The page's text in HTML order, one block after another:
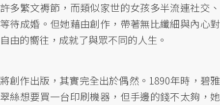
許多繁文褥節，而類似家世的女孩多半流連社交、
等待成婚。但她藉由創作，帶著無比纖細與內心對
自由的嚮往，成就了與眾不同的人生。
將創作出版，其實完全出於偶然。1890年時，碧雅
翠絲想要買一台印刷機器，但手邊的錢不太夠，她